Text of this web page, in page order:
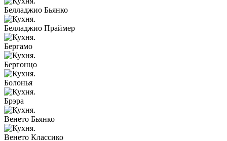
Белладжио Бьянко
Белладжио Праймер
Бергамо
Бергонцо
Болонья
Брэра
Венето Бьянко
Венето Классико